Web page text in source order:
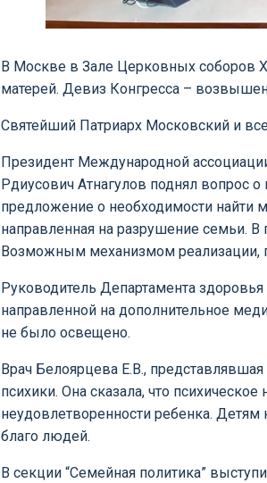
В Москве в Зале Церковных соборов
матерей. Девиз Конгресса –
Святейший Патриарх Московский и
Президент Международной
Рдиусович Атнагулов поднял вопрос
предложение о необходимости найти
направленная на разрушение семьи.
Возможным механизмом реализации,
Руководитель Департамента
направленной на дополнительное
не было освещено.
Врач Белоярцева Е.В.,
психики. Она сказала, что
неудовлетворенности ребенка. Детям
благо людей.
В секции “Семейная политика”